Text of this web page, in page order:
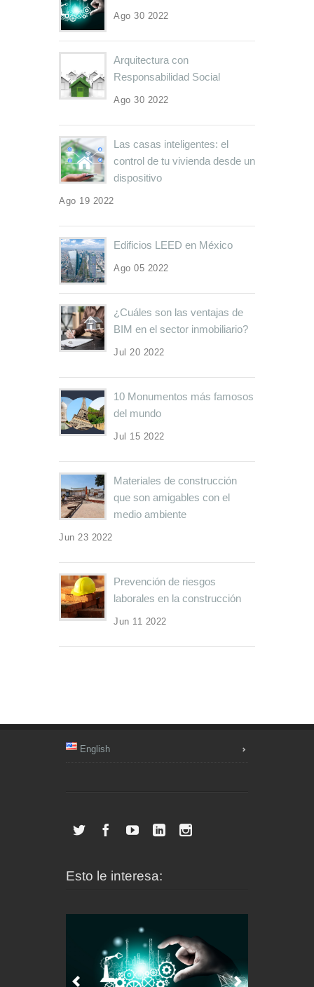
Ago 30 2022
Arquitectura con
Responsabilidad Social
Ago 30 2022
Las casas inteligentes: el
control de tu vivienda desde un
dispositivo
Ago 19 2022
Edificios LEED en México
Ago 05 2022
¿Cuáles son las ventajas de
BIM en el sector inmobiliario?
Jul 20 2022
10 Monumentos más famosos
del mundo
Jul 15 2022
Materiales de construcción
que son amigables con el
medio ambiente
Jun 23 2022
Prevención de riesgos
laborales en la construcción
Jun 11 2022
English
Esto le interesa: